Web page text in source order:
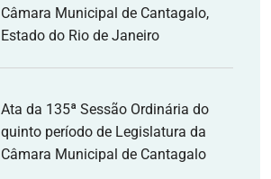
Câmara Municipal de Cantagalo,
Estado do Rio de Janeiro
Ata da 135ª Sessão Ordinária do
quinto período de Legislatura da
Câmara Municipal de Cantagalo